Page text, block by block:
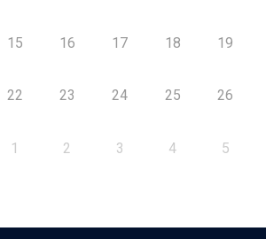
15 16 17 18 19
22 23 24 25 26
1 2 3 4 5